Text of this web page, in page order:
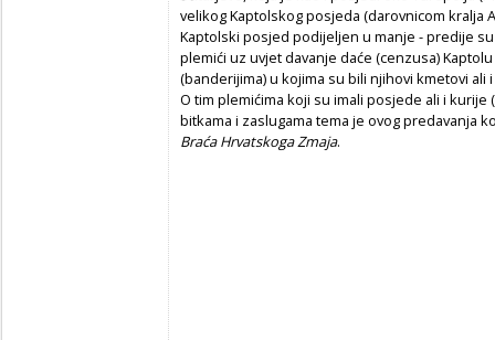
velikog Kaptolskog posjeda (darovnicom kralja
Kaptolski posjed podijeljen u manje - predije
plemići uz uvjet davanje daće (cenzusa)
(banderijima) u kojima su bili njihovi kmetovi ali
O tim plemićima koji su imali posjede ali i
bitkama i zaslugama tema je ovog predavanja
Braća Hrvatskoga Zmaja.